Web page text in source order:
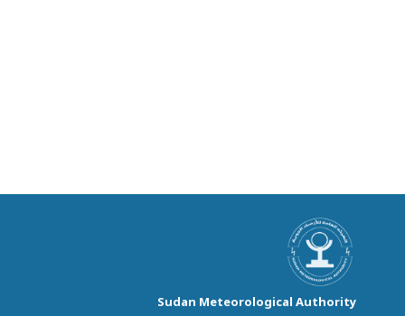
Sudan Meteorological Authority